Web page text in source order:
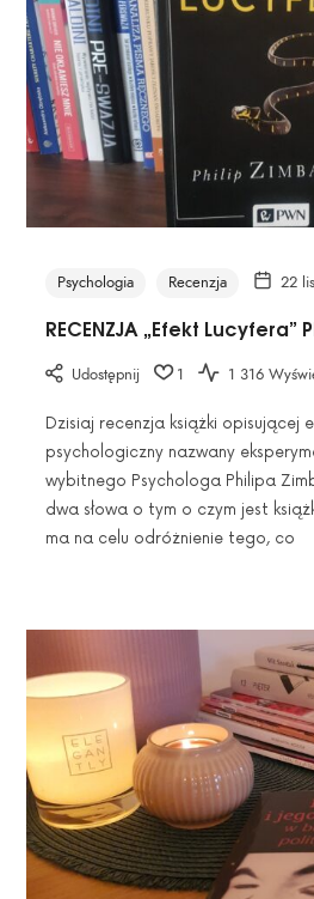
Psychologia Recenzja 22
RECENZJA „Efekt Lucyfera”
Udostępnij 1 1 316
Dzisiaj recenzja książki opisującej
psychologiczny nazwany
wybitnego Psychologa Philipa
dwa słowa o tym o czym jest
ma na celu odróżnienie tego, co